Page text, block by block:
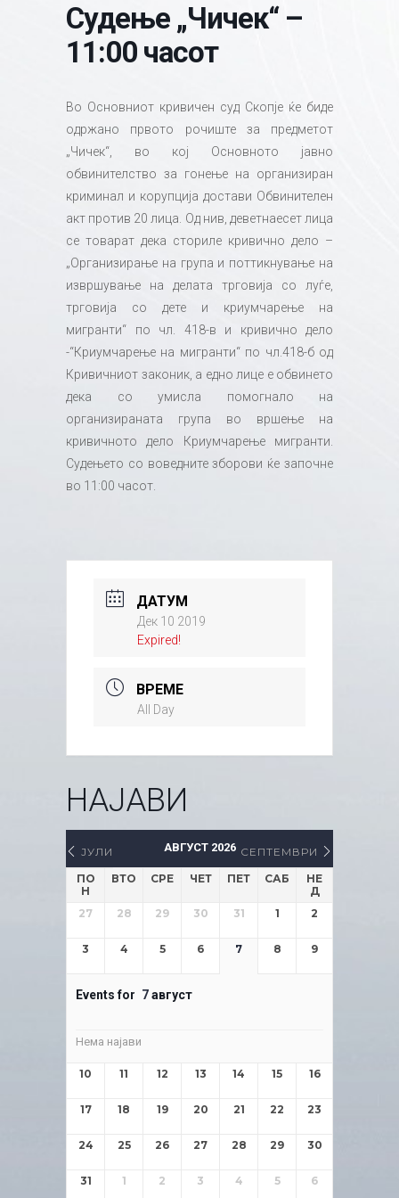
Судење „Чичек“ –
11:00 часот
Во Основниот кривичен суд Скопје ќе биде
одржано првото рочиште за предметот
„Чичек“, во кој Основното јавно
обвинителство за гонење на организиран
криминал и корупција достави Обвинителен
акт против 20 лица. Од нив, деветнаесет лица
се товарат дека сториле кривично дело –
„Организирање на група и поттикнување на
извршување на делата трговија со луѓе,
трговија со дете и криумчарење на
мигранти“ по чл. 418-в и кривично дело
-“Криумчарење на мигранти“ по чл.418-б од
Кривичниот законик, а едно лице е обвинето
дека со умисла помогнало на
организираната група во вршење на
кривичното дело Криумчарење мигранти.
Судењето со воведните зборови ќе започне
во 11:00 часот.
ДАТУМ
Дек 10 2019
Expired!
ВРЕМЕ
All Day
НАЈАВИ
ЈУЛИ АВГУСТ 2026 СЕПТЕМВРИ
ПО
Н
ВТО СРЕ ЧЕТ ПЕТ САБ
НЕ
Д
27
28 29 30 31 1 2
3 4 5 6 7 8 9
Events for 7август
Нема најави
10 11 12 13 14 15 16
17 18 19 20 21 22 23
24 25 26 27 28 29 30
31 1 2 3 4 5 6